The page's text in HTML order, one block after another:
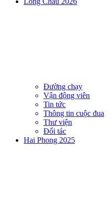
Đường chạy
Vận động viên
Tin tức
Thông tin cuộc đua
Thư viện
Đối tác
Hai Phong 2025